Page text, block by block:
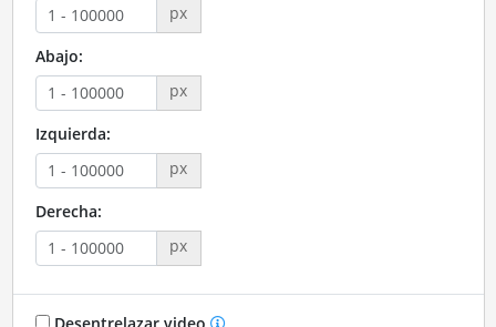
px
Abajo:
px
Izquierda:
px
Derecha:
px